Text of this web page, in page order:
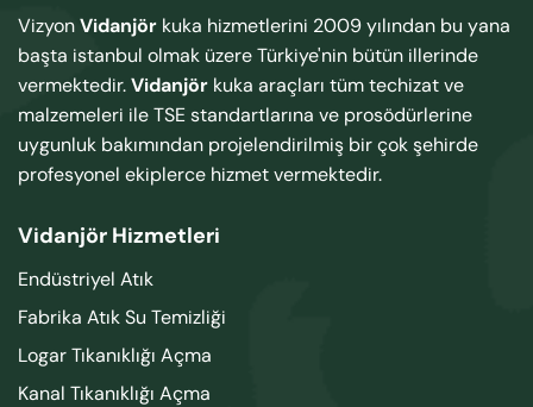
VizyonVidanjör kuka hizmetlerini 2009 yılından bu yana
başta istanbul olmak üzere Türkiye'nin bütün illerinde
vermektedir.Vidanjör kuka araçları tüm techizat ve
malzemeleri ile TSE standartlarına ve prosödürlerine
uygunluk bakımından projelendirilmiş bir çok şehirde
profesyonel ekiplerce hizmet vermektedir.
Vidanjör Hizmetleri
Endüstriyel Atık
Fabrika Atık Su Temizliği
Logar Tıkanıklığı Açma
Kanal Tıkanıklığı Açma